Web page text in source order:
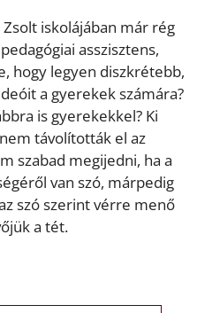
iskolájában már rég
asszisztens,
hogy legyen diszkrétebb,
a gyerekek számára?
is gyerekekkel? Ki
távolították el az
szabad megijedni, ha a
van szó, márpedig
szó szerint vérre menő
a tét.